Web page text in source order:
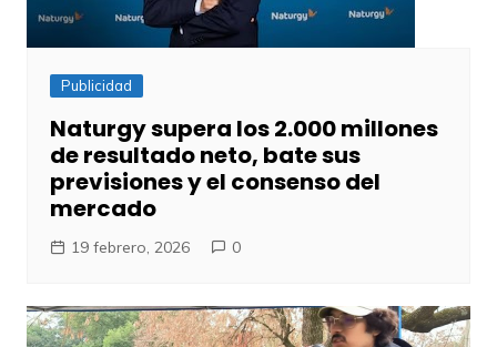
Publicidad
Naturgy supera los 2.000 millones
de resultado neto, bate sus
previsiones y el consenso del
mercado
19 febrero, 2026 0